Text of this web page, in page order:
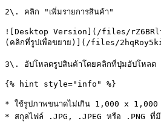
2\. คลิก "เพิ่มรายการสินค้า"
![Desktop Version](/files/
(คลิกที่รูปเพื่อขยาย)](/files/
3\. อัปโหลดรูปสินค้าโดยคลิกที่ปุ่มอัปโหลด
{% hint style="info" %}
* ใช้รูปภาพขนาดไม่เกิน 1,000 x
* สกุลไฟล์ .JPG, .JPEG หรือ .PNG ที่มี